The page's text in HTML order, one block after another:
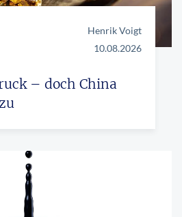
Henrik Voigt
10.08.2026
– doch China